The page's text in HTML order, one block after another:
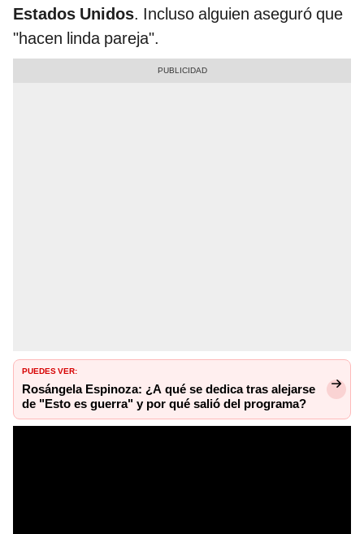
Estados Unidos. Incluso alguien aseguró que
"hacen linda pareja".
PUEDES VER:
Rosángela Espinoza: ¿A qué se dedica tras alejarse
de "Esto es guerra" y por qué salió del programa?